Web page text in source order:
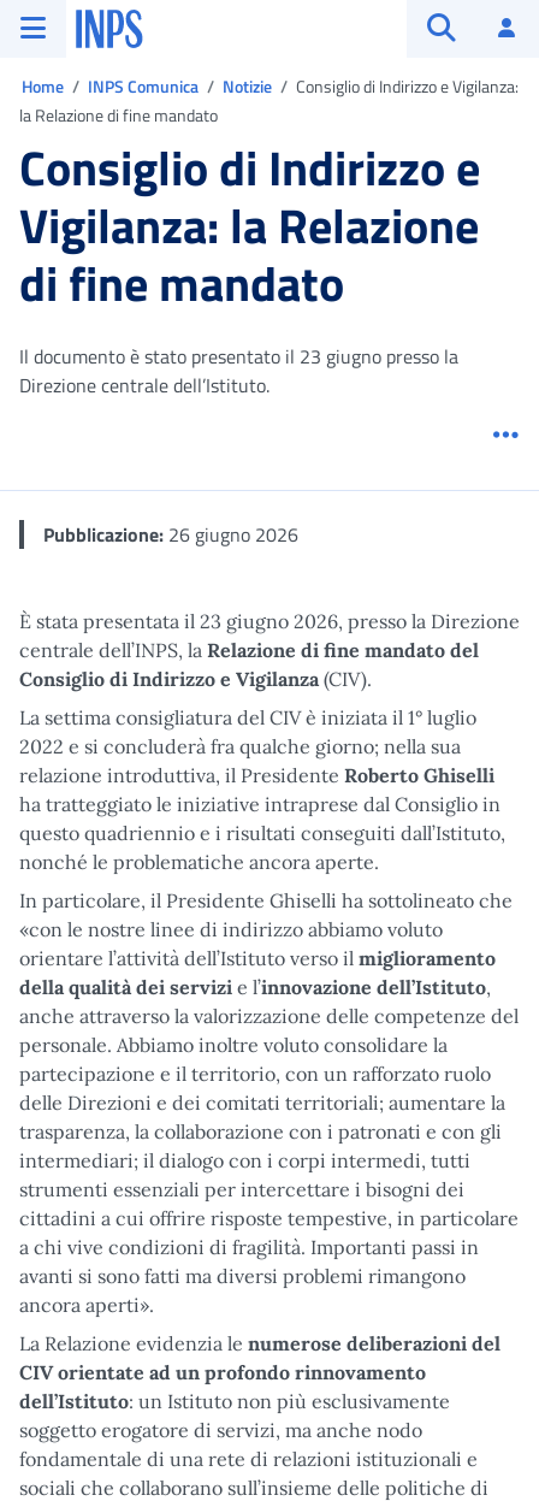
Vai al menu principale
Vai al contenuto principale
Vai al pie' di pagina
INPS ()
Home INPS Comunica Notizie
Consiglio di Indirizzo e Vigilanza:
la Relazione di fine mandato
Consiglio di Indirizzo e
Vigilanza: la Relazione
di fine mandato
Il documento è stato presentato il 23 giugno presso la
Direzione centrale dell’Istituto.
Pubblicazione: 26 giugno 2026
È stata presentata il 23 giugno 2026, presso la Direzione
centrale dell’INPS, la Relazione di fine mandato del
Consiglio di Indirizzo e Vigilanza (CIV).
La settima consigliatura del CIV è iniziata il 1° luglio
2022 e si concluderà fra qualche giorno; nella sua
relazione introduttiva, il Presidente Roberto Ghiselli
ha tratteggiato le iniziative intraprese dal Consiglio in
questo quadriennio e i risultati conseguiti dall’Istituto,
nonché le problematiche ancora aperte.
In particolare, il Presidente Ghiselli ha sottolineato che
«con le nostre linee di indirizzo abbiamo voluto
orientare l’attività dell’Istituto verso il miglioramento
della qualità dei servizi e l’innovazione dell’Istituto,
anche attraverso la valorizzazione delle competenze del
personale. Abbiamo inoltre voluto consolidare la
partecipazione e il territorio, con un rafforzato ruolo
delle Direzioni e dei comitati territoriali; aumentare la
trasparenza, la collaborazione con i patronati e con gli
intermediari; il dialogo con i corpi intermedi, tutti
strumenti essenziali per intercettare i bisogni dei
cittadini a cui offrire risposte tempestive, in particolare
a chi vive condizioni di fragilità. Importanti passi in
avanti si sono fatti ma diversi problemi rimangono
ancora aperti».
La Relazione evidenzia le numerose deliberazioni del
CIV orientate ad un profondo rinnovamento
dell’Istituto: un Istituto non più esclusivamente
soggetto erogatore di servizi, ma anche nodo
fondamentale di una rete di relazioni istituzionali e
sociali che collaborano sull’insieme delle politiche di